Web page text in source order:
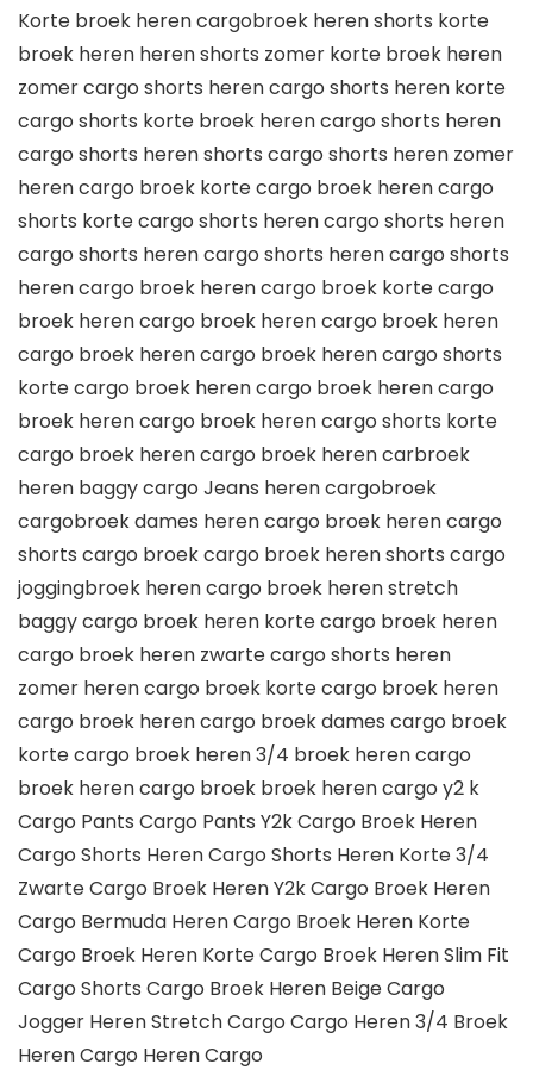
Korte broek heren cargobroek heren shorts korte
broek heren heren shorts zomer korte broek heren
zomer cargo shorts heren cargo shorts heren korte
cargo shorts korte broek heren cargo shorts heren
cargo shorts heren shorts cargo shorts heren zomer
heren cargo broek korte cargo broek heren cargo
shorts korte cargo shorts heren cargo shorts heren
cargo shorts heren cargo shorts heren cargo shorts
heren cargo broek heren cargo broek korte cargo
broek heren cargo broek heren cargo broek heren
cargo broek heren cargo broek heren cargo shorts
korte cargo broek heren cargo broek heren cargo
broek heren cargo broek heren cargo shorts korte
cargo broek heren cargo broek heren carbroek
heren baggy cargo Jeans heren cargobroek
cargobroek dames heren cargo broek heren cargo
shorts cargo broek cargo broek heren shorts cargo
joggingbroek heren cargo broek heren stretch
baggy cargo broek heren korte cargo broek heren
cargo broek heren zwarte cargo shorts heren
zomer heren cargo broek korte cargo broek heren
cargo broek heren cargo broek dames cargo broek
korte cargo broek heren 3/4 broek heren cargo
broek heren cargo broek broek heren cargo y2 k
Cargo Pants Cargo Pants Y2k Cargo Broek Heren
Cargo Shorts Heren Cargo Shorts Heren Korte 3/4
Zwarte Cargo Broek Heren Y2k Cargo Broek Heren
Cargo Bermuda Heren Cargo Broek Heren Korte
Cargo Broek Heren Korte Cargo Broek Heren Slim Fit
Cargo Shorts Cargo Broek Heren Beige Cargo
Jogger Heren Stretch Cargo Cargo Heren 3/4 Broek
Heren Cargo Heren Cargo